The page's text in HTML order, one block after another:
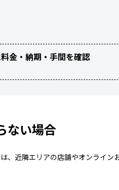
金・納期・手間を確認
ない場合
、近隣エリアの店舗やオンライン